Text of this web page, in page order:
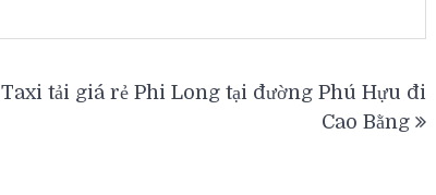
Taxi tải giá rẻ Phi Long tại đường Phú Hựu đi
Cao Bằng